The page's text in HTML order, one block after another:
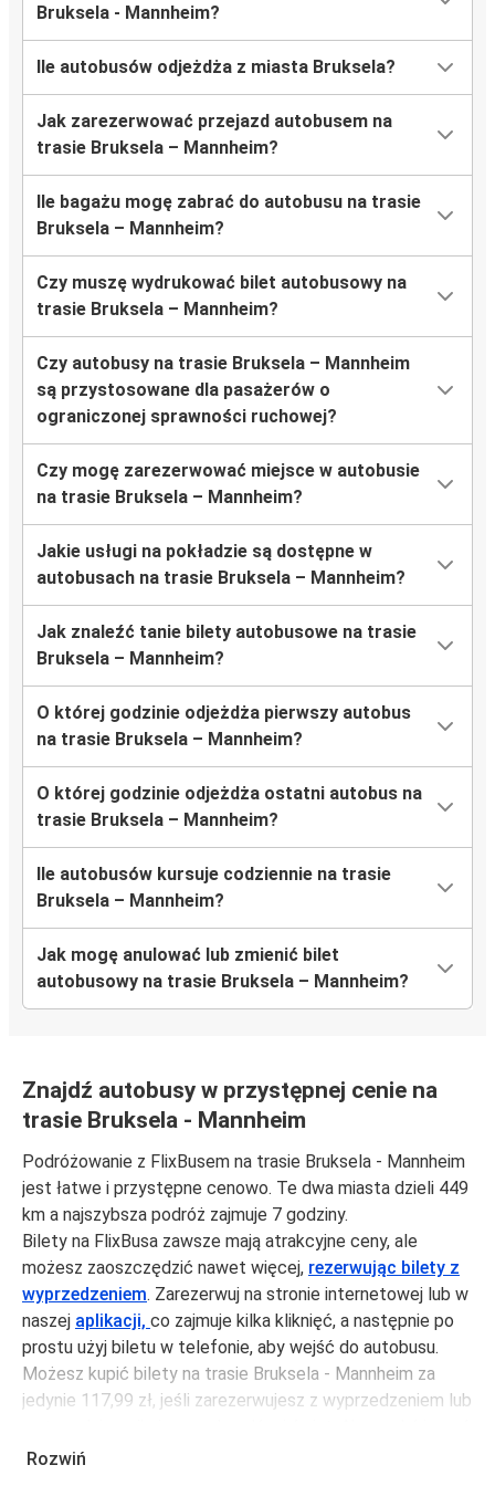
Bruksela - Mannheim?
Ile autobusów odjeżdża z miasta Bruksela?
Jak zarezerwować przejazd autobusem na
trasie Bruksela – Mannheim?
Ile bagażu mogę zabrać do autobusu na trasie
Bruksela – Mannheim?
Czy muszę wydrukować bilet autobusowy na
trasie Bruksela – Mannheim?
Czy autobusy na trasie Bruksela – Mannheim
są przystosowane dla pasażerów o
ograniczonej sprawności ruchowej?
Czy mogę zarezerwować miejsce w autobusie
na trasie Bruksela – Mannheim?
Jakie usługi na pokładzie są dostępne w
autobusach na trasie Bruksela – Mannheim?
Jak znaleźć tanie bilety autobusowe na trasie
Bruksela – Mannheim?
O której godzinie odjeżdża pierwszy autobus
na trasie Bruksela – Mannheim?
O której godzinie odjeżdża ostatni autobus na
trasie Bruksela – Mannheim?
Ile autobusów kursuje codziennie na trasie
Bruksela – Mannheim?
Jak mogę anulować lub zmienić bilet
autobusowy na trasie Bruksela – Mannheim?
Znajdź autobusy w przystępnej cenie na
trasie Bruksela - Mannheim
Podróżowanie z FlixBusem na trasie Bruksela - Mannheim
jest łatwe i przystępne cenowo. Te dwa miasta dzieli 449
km a najszybsza podróż zajmuje 7 godziny.
Bilety na FlixBusa zawsze mają atrakcyjne ceny, ale
możesz zaoszczędzić nawet więcej, rezerwując bilety z
wyprzedzeniem. Zarezerwuj na stronie internetowej lub w
naszej aplikacji, co zajmuje kilka kliknięć, a następnie po
prostu użyj biletu w telefonie, aby wejść do autobusu.
Możesz kupić bilety na trasie Bruksela - Mannheim za
jedynie 117,99 zł, jeśli zarezerwujesz z wyprzedzeniem lub
szybko, łatwo i zadbać o zmniejszanie śladu węglowego,
Rozwiń